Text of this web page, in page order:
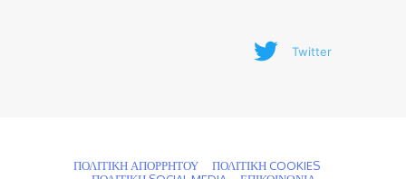
Twitter
ΠΟΛΙΤΙΚΗ ΑΠΟΡΡΗΤΟΥ
ΠΟΛΙΤΙΚΗ COOKIES